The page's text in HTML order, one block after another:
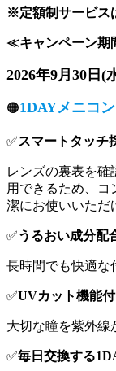
※定額制サービス
≪キャンペーン
2026年9月30日(
🟠1DAYメニコ
✅スマートタッチ
レンズの裏表を確
用できるため、コ
潔にお使いいただ
✅うるおい成分配
長時間でも快適な
✅UVカット機能付
大切な瞳を紫外線
✅毎日交換する